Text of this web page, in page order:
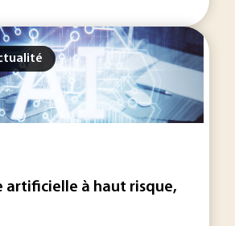
artificielle à haut risque,